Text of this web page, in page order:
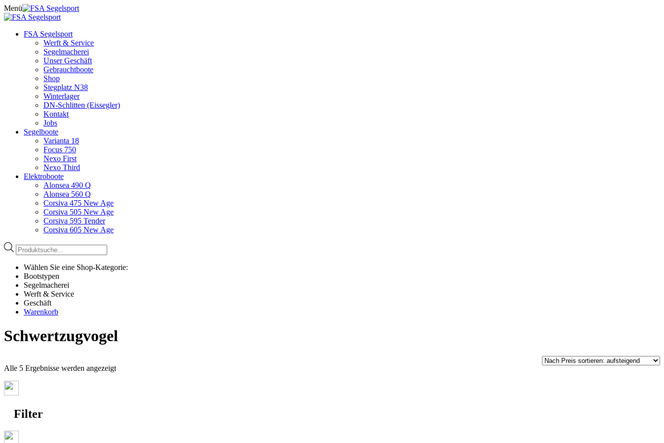
Skip
to
Menü
FSA Segelsport
Werft & Service
Segelmacherei
Unser Geschäft
Gebrauchtboote
Shop
Stegplatz N38
Winterlager
DN-Schlitten (Eissegler)
Kontakt
Jobs
Segelboote
Varianta 18
Focus 750
Nexo First
Nexo Third
Elektroboote
Alonsea 490 Q
Alonsea 560 Q
Corsiva 475 New Age
Corsiva 505 New Age
Corsiva 595 Tender
Corsiva 605 New Age
Products
search
Wählen Sie eine Shop-Kategorie:
Bootstypen
Segelmacherei
Werft & Service
Geschäft
Warenkorb
Schwertzugvogel
Alle 5 Ergebnisse werden angezeigtNach
Filter